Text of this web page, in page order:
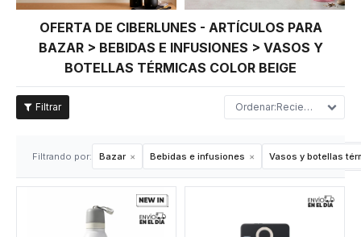
OFERTA DE CIBERLUNES - ARTÍCULOS PARA
BAZAR > BEBIDAS E INFUSIONES > VASOS Y
BOTELLAS TÉRMICAS COLOR BEIGE
Recientes
Filtrando por: Bazar Bebidas e infusiones Vasos y botellas